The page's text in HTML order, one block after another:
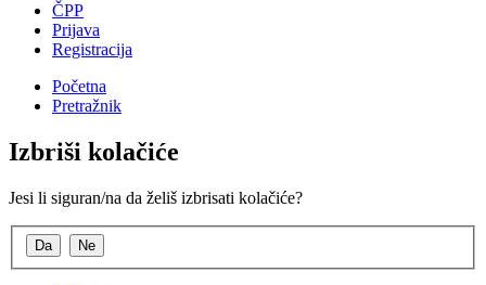
ČPP
Prijava
Registracija
Početna
Pretražnik
Izbriši kolačiće
Jesi li siguran/na da želiš izbrisati kolačiće?